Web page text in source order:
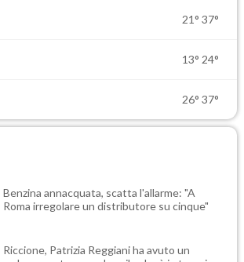
21° 37°
13° 24°
26° 37°
Benzina annacquata, scatta l'allarme: "A
Roma irregolare un distributore su cinque"
Riccione, Patrizia Reggiani ha avuto un